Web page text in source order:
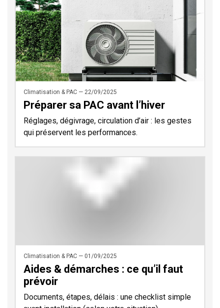
Climatisation & PAC — 22/09/2025
Préparer sa PAC avant l’hiver
Réglages, dégivrage, circulation d’air : les gestes
qui préservent les performances.
Climatisation & PAC — 01/09/2025
Aides & démarches : ce qu’il faut
prévoir
Documents, étapes, délais : une checklist simple